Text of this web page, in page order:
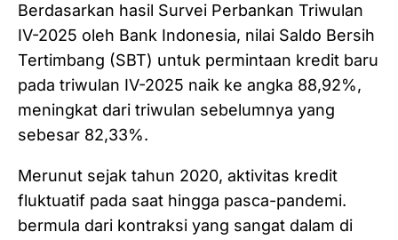
Berdasarkan hasil Survei Perbankan Triwulan
IV-2025 oleh Bank Indonesia, nilai Saldo Bersih
Tertimbang (SBT) untuk permintaan kredit baru
pada triwulan IV-2025 naik ke angka 88,92%,
meningkat dari triwulan sebelumnya yang
sebesar 82,33%.
Merunut sejak tahun 2020, aktivitas kredit
fluktuatif pada saat hingga pasca-pandemi.
bermula dari kontraksi yang sangat dalam di